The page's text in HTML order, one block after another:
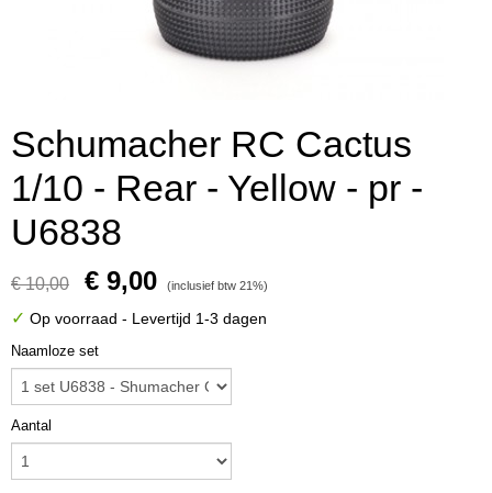
Schumacher RC Cactus
1/10 - Rear - Yellow - pr -
U6838
€ 10,00 € 9,00 (inclusief btw 21%)
✓ Op voorraad - Levertijd 1-3 dagen
Naamloze set
Aantal